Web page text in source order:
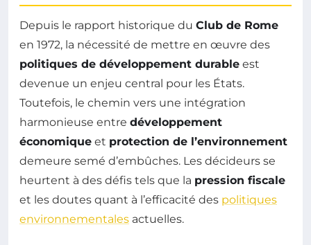
Depuis le rapport historique du Club de Rome
en 1972, la nécessité de mettre en œuvre des
politiques de développement durable est
devenue un enjeu central pour les États.
Toutefois, le chemin vers une intégration
harmonieuse entre développement
économique et protection de l’environnement
demeure semé d’embûches. Les décideurs se
heurtent à des défis tels que la pression fiscale
et les doutes quant à l’efficacité des politiques
environnementales actuelles.